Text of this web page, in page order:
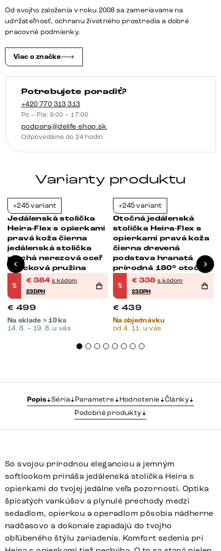
opierkami
manšester
striebornošedá
nohá
zúžená
čierna
vrecková
pružina
Od svojho založenia v roku 2008 sa zameriavame na
udržateľnosť, ochranu životného prostredia a dobré
pracovné podmienky.
Viac o značke
Potrebujete poradiť?
+420 770 313 313
Po – Pia: 9:00 – 17:00
podpora@delife-shop.sk
Odpovedáme do 24 hodín.
Varianty produktu
+245 variant
Jedálenská stolička
Heira-Flex s opierkami
pravá koža čierna
jedálenská stolička
plochá nerezová oceľ
vrecková pružina
%
€ 384 s kódom
23DPH
€ 499
Na sklade > 10 ks
14. 8. – 19. 8. u vás
+245 variant
Otočná jedálenská
stolička Heira-Flex s
opierkami pravá koža
čierna drevená
podstava hranatá
prírodná 180° otočná
vrecková pružina
%
€ 338 s kódom
23DPH
€ 439
Na objednávku
od 4. 11. u vás
Popis Séria Parametre Hodnotenie
Články
Podobné produkty
So svojou prírodnou eleganciou a jemným
softlookom prináša jedálenská stolička Heira s
opierkami do tvojej jedálne veľa pozornosti. Optika
špicatých vankúšov a plynulé prechody medzi
sedadlom, opierkou a operadlom pôsobia nádherne
nadčasovo a dokonale zapadajú do tvojho
obľúbeného štýlu zariadenia. Komfort sedenia pri